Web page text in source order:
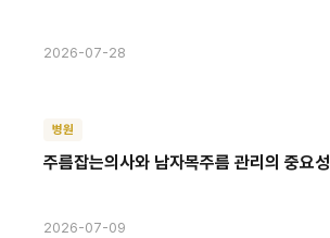
2026-07-28
병원
주름잡는의사와 남자목주름 관리의 중요성
2026-07-09